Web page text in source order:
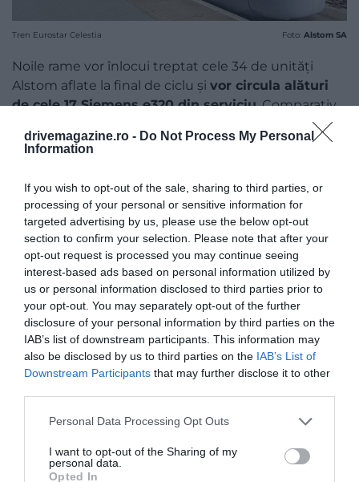
drivemagazine.ro - Do Not Process My Personal
Information
If you wish to opt-out of the sale, sharing to third parties, or
processing of your personal or sensitive information for
targeted advertising by us, please use the below opt-out
section to confirm your selection. Please note that after your
opt-out request is processed you may continue seeing
interest-based ads based on personal information utilized by
us or personal information disclosed to third parties prior to
your opt-out. You may separately opt-out of the further
disclosure of your personal information by third parties on the
IAB’s list of downstream participants. This information may
also be disclosed by us to third parties on the IAB’s List of
Downstream Participants that may further disclose it to other
Please note that this website/app uses one or more Google
not limited to your visit or usage behaviour. You may click to
grant or deny consent to Google and its third-party tags to
Personal Data Processing Opt Outs
I want to opt-out of the Sharing of my
personal data.
Opted In
Tren Eurostar Celestia Foto: Alstom SA
Noile rame vor înlocui treptat cele 34 de unități
Alstom aflate la final de ciclu și vor circula alături
de cele 17 Siemens e320 din serviciu. Comparativ
cu trenurile cu un singur nivel, capacitatea crește cu
aproximativ 20%: vagoanele etajate nu dublează
pofida scărilor interne – aduce un câștig consistent.